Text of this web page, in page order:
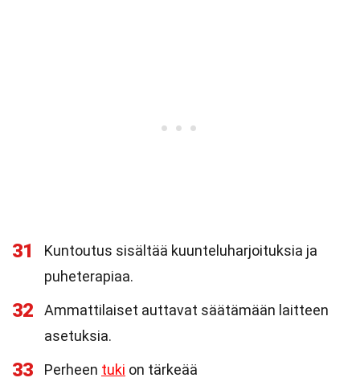
31
Kuntoutus sisältää kuunteluharjoituksia ja
puheterapiaa.
32
Ammattilaiset auttavat säätämään laitteen
asetuksia.
33 Perheen tuki on tärkeää